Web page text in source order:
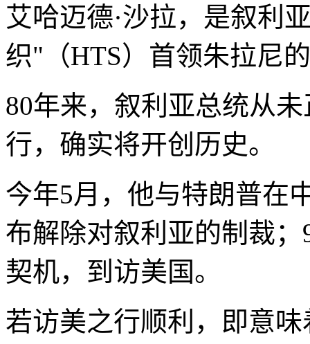
艾哈迈德·沙拉，是叙利
织"（HTS）首领朱拉尼
80年来，叙利亚总统从
行，确实将开创历史。
今年5月，他与特朗普在
布解除对叙利亚的制裁
契机，到访美国。
若访美之行顺利，即意